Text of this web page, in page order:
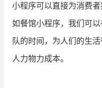
小程序可以直接为消费
如餐馆小程序，我们可
队的时间，为人们的生
人力物力成本。